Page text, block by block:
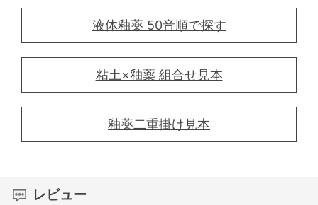
液体釉薬 50音順で探す
粘土×釉薬 組合せ見本
釉薬二重掛け見本
レビュー